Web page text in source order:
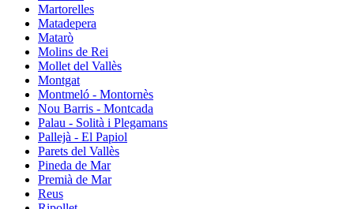
Martorelles
Matadepera
Matarò
Molins de Rei
Mollet del Vallès
Montgat
Montmeló - Montornès
Nou Barris - Montcada
Palau - Solità i Plegamans
Pallejà - El Papiol
Parets del Vallès
Pineda de Mar
Premià de Mar
Reus